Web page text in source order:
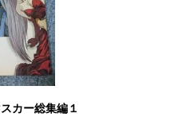
カー総集編１